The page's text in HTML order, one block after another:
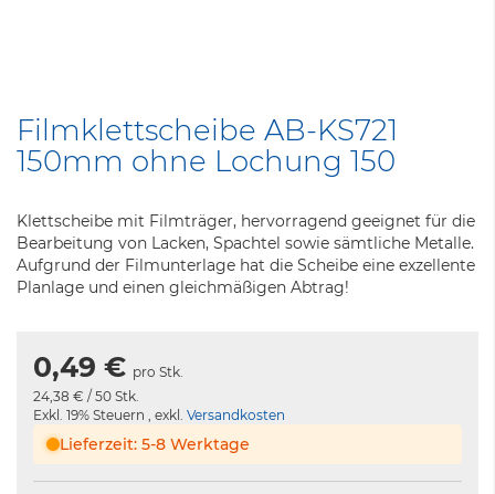
Anfang
der
Bildergalerie
Filmklettscheibe AB-KS721
150mm ohne Lochung 150
Klettscheibe mit Filmträger, hervorragend geeignet für die
Bearbeitung von Lacken, Spachtel sowie sämtliche Metalle.
Aufgrund der Filmunterlage hat die Scheibe eine exzellente
Planlage und einen gleichmäßigen Abtrag!
0,49 € pro Stk.
24,38 € / 50 Stk.
Exkl. 19% Steuern , exkl. Versandkosten
Lieferzeit: 5-8 Werktage